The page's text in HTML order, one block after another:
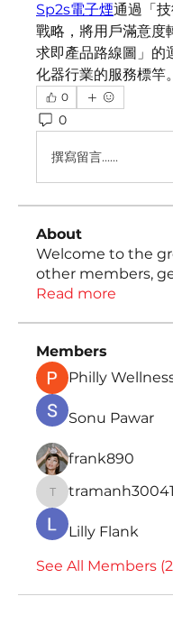
Sp2s電子煙通過「
戰略，將用戶滿意度
求即產品路線圖」的
化器行業的服務標竿。
0
0
撰寫留言......
About
Welcome to the
other members,
Read more
Members
Philly
Sonu Pawar
frank890
tramanh3004123
Lilly Flank
See All Members